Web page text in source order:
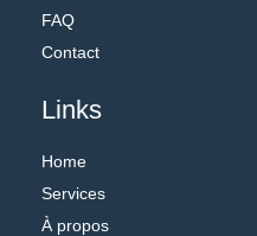
FAQ
Contact
Links
Home
Services
À propos